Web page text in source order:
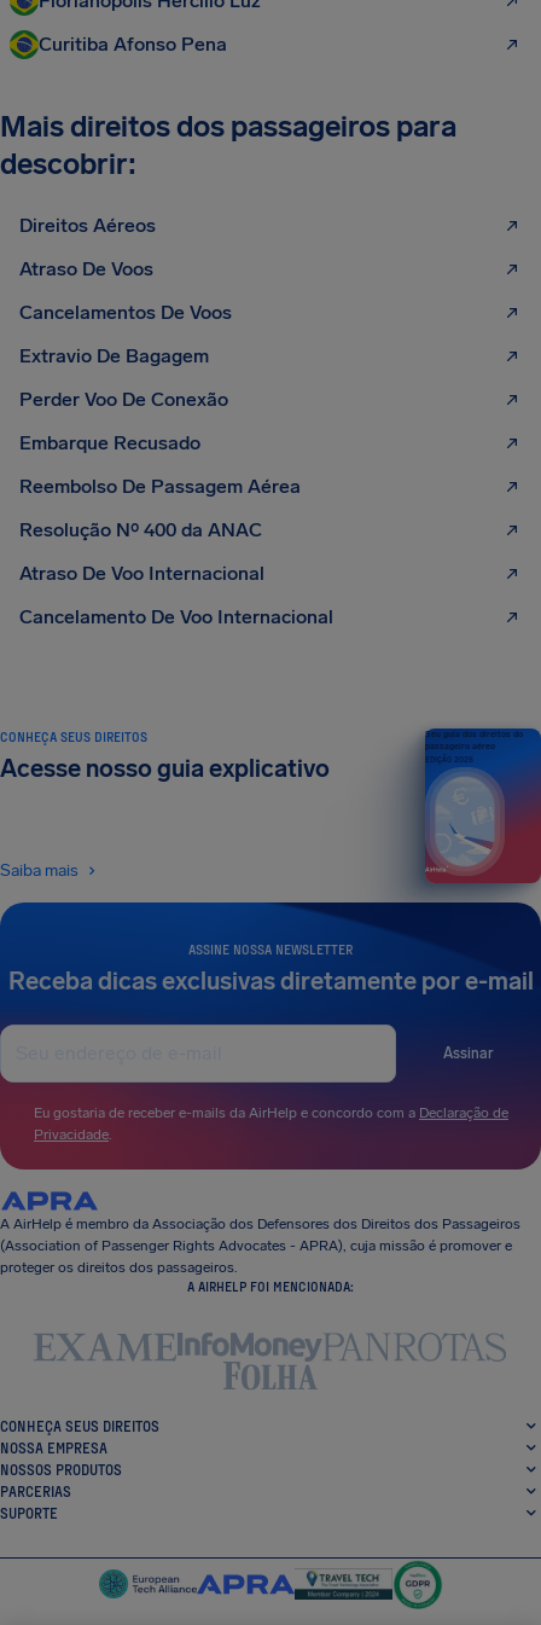
Curitiba Afonso Pena
Mais direitos dos passageiros para
descobrir:
Direitos Aéreos
Atraso De Voos
Cancelamentos De Voos
Extravio De Bagagem
Perder Voo De Conexão
Embarque Recusado
Reembolso De Passagem Aérea
Resolução Nº 400 da ANAC
Atraso De Voo Internacional
Cancelamento De Voo Internacional
ASSINE NOSSA NEWSLETTER
Receba dicas exclusivas diretamente por e-mail
Assinar
Eu gostaria de receber e-mails da AirHelp e concordo com a Declaração de
Privacidade.
CONHEÇA SEUS DIREITOS
Acesse nosso guia explicativo
Saiba mais
Seu guia dos direitos do
passageiro aéreo
EDIÇÃO 2026
A AirHelp é membro da Associação dos Defensores dos Direitos dos Passageiros
(Association of Passenger Rights Advocates - APRA), cuja missão é promover e
proteger os direitos dos passageiros.
A AIRHELP FOI MENCIONADA:
CONHEÇA SEUS DIREITOS
NOSSA EMPRESA
NOSSOS PRODUTOS
PARCERIAS
SUPORTE